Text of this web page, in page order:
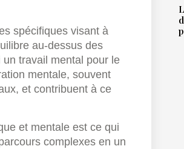
spécifiques visant à
au-dessus des
un travail mental pour le
mentale, souvent
et contribuent à ce
et mentale est ce qui
complexes en un